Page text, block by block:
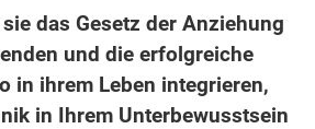
das Gesetz der Anziehung
und die erfolgreiche
in ihrem Leben integrieren,
in Ihrem Unterbewusstsein